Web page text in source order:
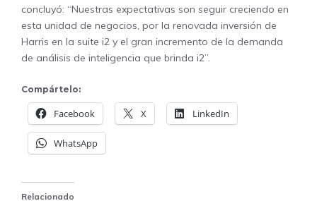
concluyó: “Nuestras expectativas son seguir creciendo en
esta unidad de negocios, por la renovada inversión de
Harris en la suite i2 y el gran incremento de la demanda
de análisis de inteligencia que brinda i2”.
Compártelo:
Facebook X LinkedIn
WhatsApp
Relacionado